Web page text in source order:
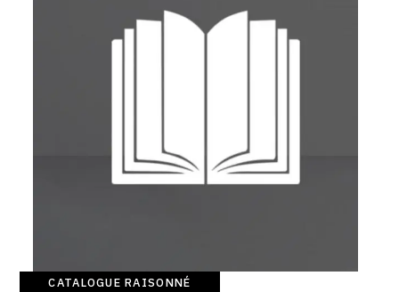
CRÉER SON SITE ARTISTE
À PROPOS D'OAM
CATALOGUE RAISONNÉ